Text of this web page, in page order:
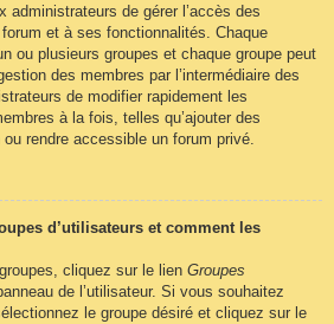
administrateurs de gérer l’accès des
et à ses fonctionnalités. Chaque
ou plusieurs groupes et chaque groupe peut
des membres par l’intermédiaire des
de modifier rapidement les
à la fois, telles qu’ajouter des
rendre accessible un forum privé.
d’utilisateurs et comment les
cliquez sur le lien Groupes
de l’utilisateur. Si vous souhaitez
le groupe désiré et cliquez sur le